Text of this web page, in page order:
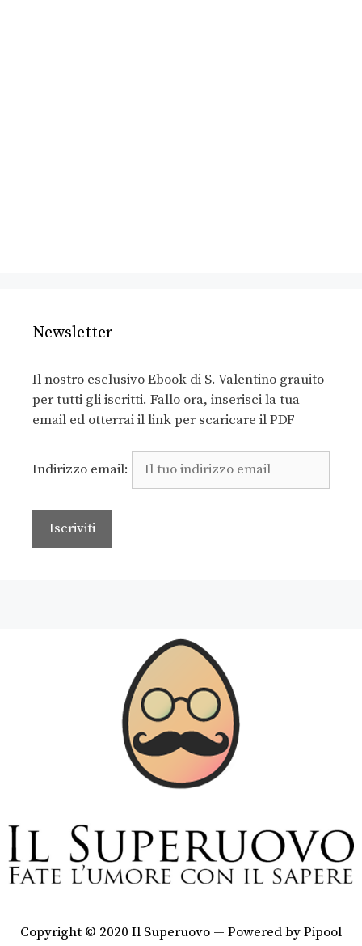
Newsletter
Il nostro esclusivo Ebook di S. Valentino grauito
per tutti gli iscritti. Fallo ora, inserisci la tua
email ed otterrai il link per scaricare il PDF
Indirizzo email:
Copyright © 2020 Il Superuovo — Powered by Pipool